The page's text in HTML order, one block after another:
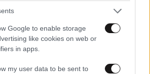
Google to enable storage
like cookies on web or
in apps.
my user data to be sent to
Η «σκιά» του Τραμπ πάνω
Βοσνία κινδυνεύει με νέα
αποσταθεροποίηση – Νέος
πόλος στη μάχη Δύσης–